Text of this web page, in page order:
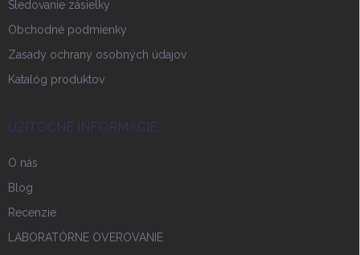
Sledovanie zásielky
Obchodné podmienky
Zasady ochrany osobných údajov
Katalóg produktov
UŽITOČNÉ INFORMÁCIE
O nás
Blog
Recenzie
LABORATÓRNE OVEROVANIE